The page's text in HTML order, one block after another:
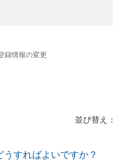
録情報の変更
並び替え：
すればよいですか？